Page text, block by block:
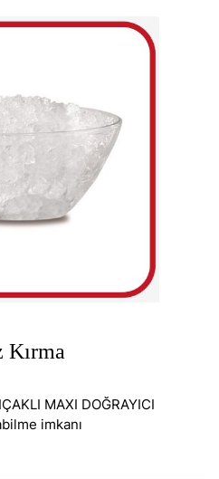
Kırma
MAXI DOĞRAYICI
imkanı